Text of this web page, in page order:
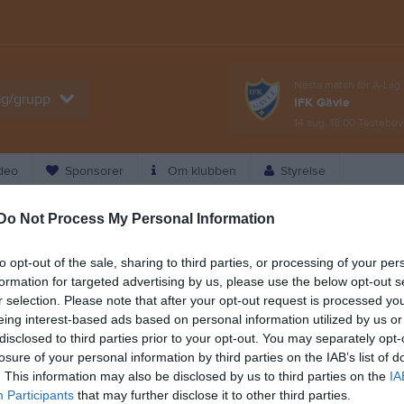
Do Not Process My Personal Information
opt-out of the sale, sharing to third parties, or processing of your
for targeted advertising by us, please use the below opt-out
selection. Please note that after your opt-out request is processed
interest-based ads based on personal information utilized by us
to third parties prior to your opt-out. You may separately
of your personal information by third parties on the IAB’s list of
This information may also be disclosed by us to third parties on the
Participants that may further disclose it to other third parties.
grupp
Nästa match för A-Lag
IFK Gävle
14 aug, 18:00
Sponsorer Om klubben Styrelse
Dela Tweeta
händelser kopplat till
Vi vet alltså inte vad eller om
och föräldrar att vara extra
U16
Skottträning Pecka
Alcen
Team 12 Skotträning Pecka
F2011/F2012 Fotboll
F2012
Strömsbro IF - IK Huge (DM
semi, spelas senast 15/8)